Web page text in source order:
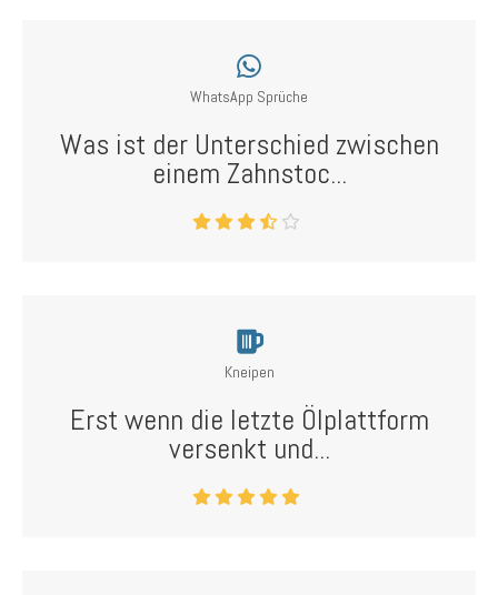
WhatsApp Sprüche
Was ist der Unterschied zwischen
einem Zahnstoc...
Kneipen
Erst wenn die letzte Ölplattform
versenkt und...